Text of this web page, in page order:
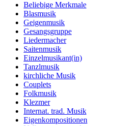
Beliebige Merkmale
Blasmusik
Geigenmusik
Gesangsgruppe
Liedermacher
Saitenmusik
Einzelmusikant(in)
Tanzlmusik
kirchliche Musik
Couplets
Folkmusik
Klezmer
Internat. trad. Musik
Eigenkompositionen